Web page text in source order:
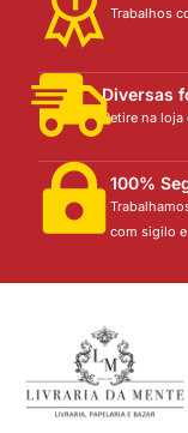
Trabalhos
Diversas
Retire na
100%
com sigilo